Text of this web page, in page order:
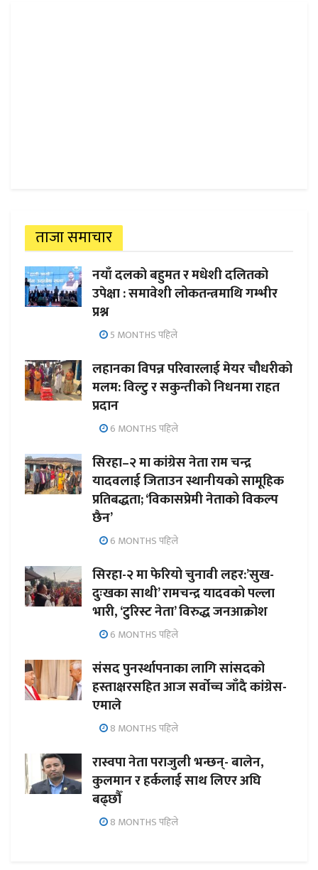
ताजा समाचार
नयाँ दलको बहुमत र मधेशी दलितको
उपेक्षा : समावेशी लोकतन्त्रमाथि गम्भीर
प्रश्न
5 MONTHS पहिले
लहानका विपन्न परिवारलाई मेयर चौधरीको
मलम: विल्टु र सकुन्तीको निधनमा राहत
प्रदान
6 MONTHS पहिले
सिरहा–२ मा कांग्रेस नेता राम चन्द्र
यादवलाई जिताउन स्थानीयको सामूहिक
प्रतिबद्धता; ‘विकासप्रेमी नेताको विकल्प
छैन’
6 MONTHS पहिले
सिरहा-२ मा फेरियो चुनावी लहर:’सुख-
दुःखका साथी’ रामचन्द्र यादवको पल्ला
भारी, ‘टुरिस्ट नेता’ विरुद्ध जनआक्रोश
6 MONTHS पहिले
संसद पुनर्स्थापनाका लागि सांसदको
हस्ताक्षरसहित आज सर्वोच्च जाँदै कांग्रेस-
एमाले
8 MONTHS पहिले
रास्वपा नेता पराजुली भन्छन्- बालेन,
कुलमान र हर्कलाई साथ लिएर अघि
बढ्छौँ
8 MONTHS पहिले